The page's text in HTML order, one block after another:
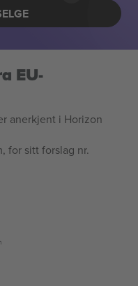
EU-
anerkjent i Horizon
for sitt forslag nr.